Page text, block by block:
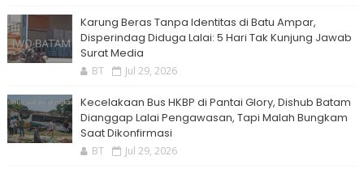
Karung Beras Tanpa Identitas di Batu Ampar,
Disperindag Diduga Lalai: 5 Hari Tak Kunjung Jawab
Surat Media
BT Jul 29, 2026
Kecelakaan Bus HKBP di Pantai Glory, Dishub Batam
Dianggap Lalai Pengawasan, Tapi Malah Bungkam
Saat Dikonfirmasi
BT Jul 29, 2026